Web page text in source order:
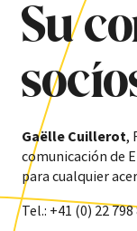
Su
Gaëlle Cuillerot,
comunicación de
para cualquier
Tel.: +41 (0) 22 798